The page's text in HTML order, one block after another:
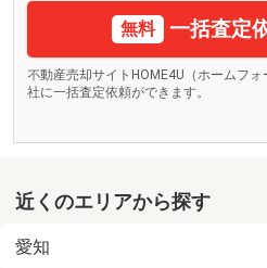
無料 一括査定
不動産売却サイトHOME4U（ホームフ
社に一括査定依頼ができます。
近くのエリアから探す
愛知